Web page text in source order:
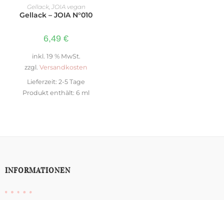
IN DEN WARENKORB
Gellack, JOIA vegan
Gellack – JOIA N°010
6,49 €
inkl. 19 % MwSt.
zzgl. Versandkosten
Lieferzeit: 2-5 Tage
Produkt enthält: 6 ml
INFORMATIONEN